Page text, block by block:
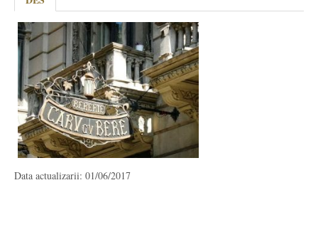
Data actualizarii: 01/06/2017